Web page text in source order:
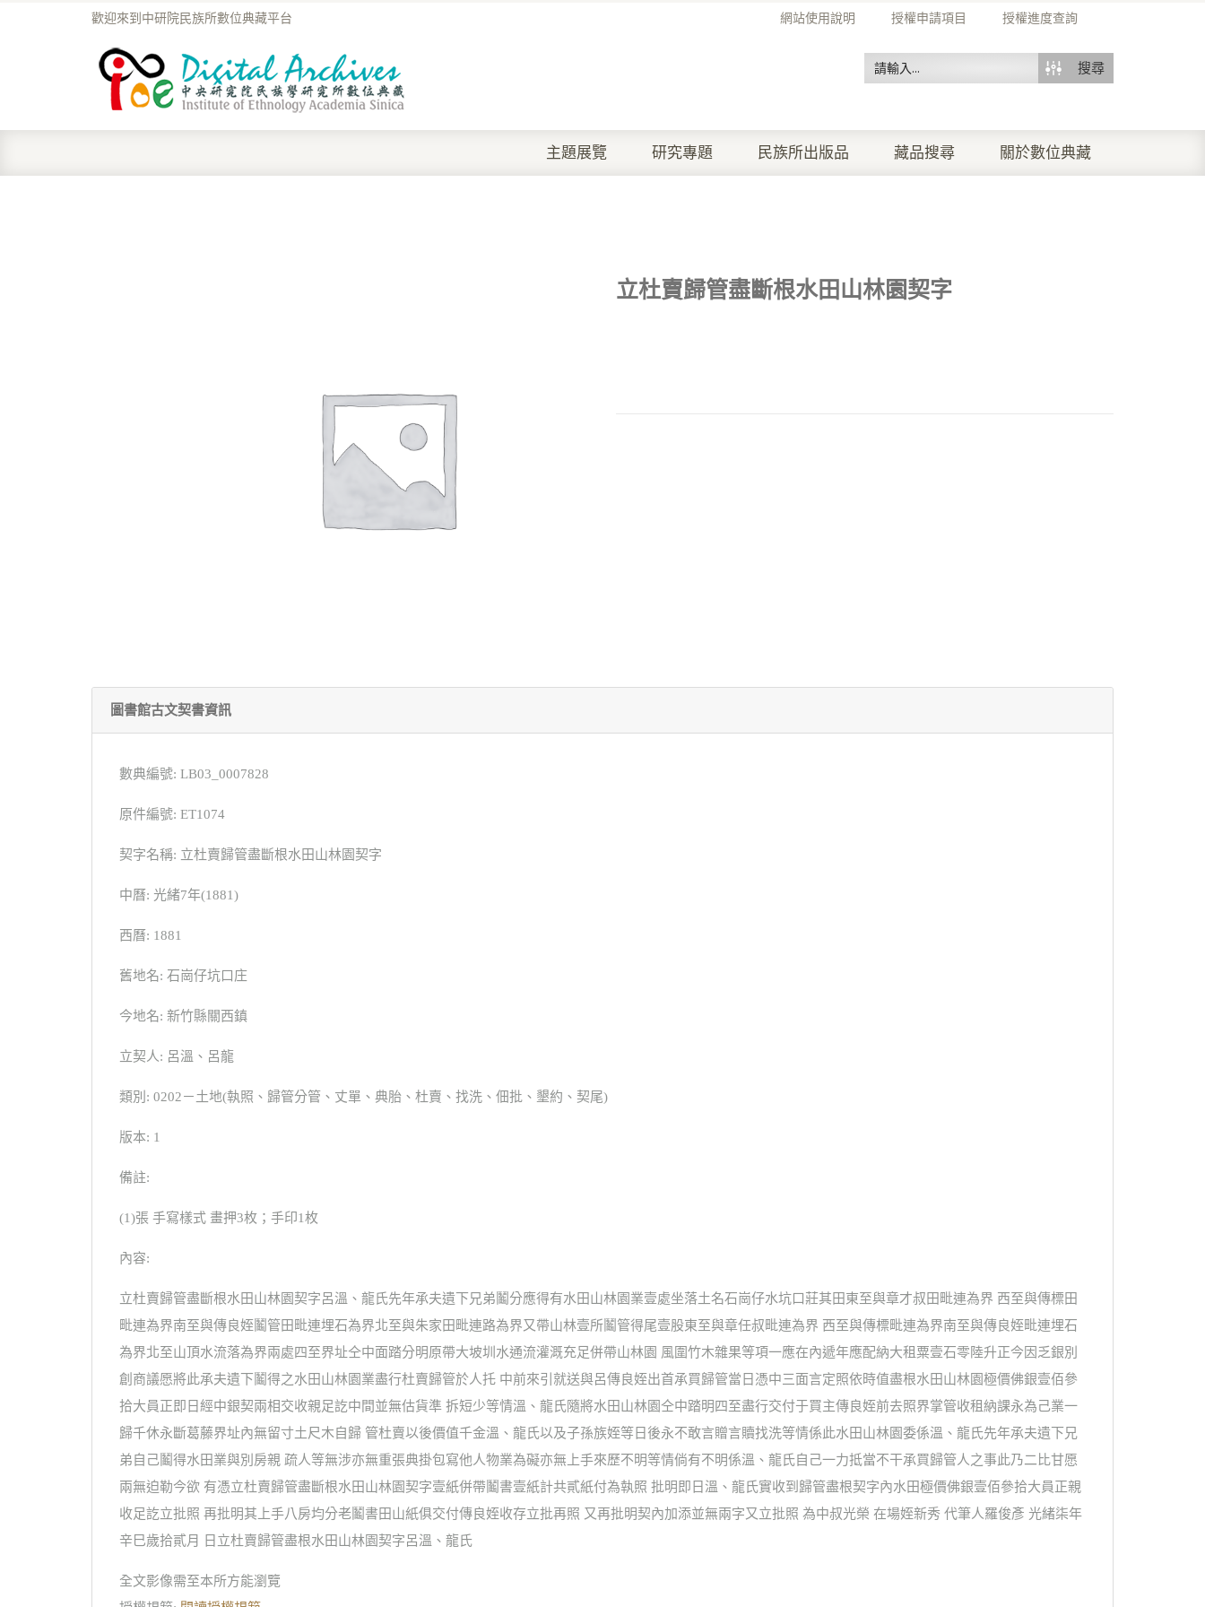
網站使用說明 授權申請項目 授權進度查詢
歡迎來到中研院民族所數位典藏平台
搜尋
主題展覽 研究專題 民族所出版品 藏品搜尋 關於數位典藏
立杜賣歸管盡斷根水田山林園契字
圖書館古文契書資訊
數典編號: LB03_0007828
原件編號: ET1074
契字名稱: 立杜賣歸管盡斷根水田山林園契字
中曆: 光緒7年(1881)
西曆: 1881
舊地名: 石崗仔坑口庄
今地名: 新竹縣關西鎮
立契人: 呂溫、呂龍
類別: 0202－土地(執照、歸管分管、丈單、典胎、杜賣、找洗、佃批、墾約、契尾)
版本: 1
備註:
(1)張 手寫樣式 畫押3枚；手印1枚
內容:
立杜賣歸管盡斷根水田山林園契字呂溫、龍氏先年承夫遺下兄弟鬮分應得有水田山林園業壹處坐落土名石崗仔水坑口莊其田東至與章才叔田毗連為界 西至與傳標田
毗連為界南至與傳良姪鬮管田毗連埋石為界北至與朱家田毗連路為界又帶山林壹所鬮管得尾壹股東至與章任叔毗連為界 西至與傳標毗連為界南至與傳良姪毗連埋石
為界北至山頂水流落為界兩處四至界址仝中面踏分明原帶大坡圳水通流灌溉充足併帶山林園 風圍竹木雜果等項一應在內遞年應配納大租粟壹石零陸升正今因乏銀別
創商議愿將此承夫遺下鬮得之水田山林園業盡行杜賣歸管於人托 中前來引就送與呂傳良姪出首承買歸管當日憑中三面言定照依時值盡根水田山林園極價佛銀壹佰參
拾大員正即日經中銀契兩相交收親足訖中間並無估貨準 拆短少等情溫、龍氏隨將水田山林園仝中踏明四至盡行交付于買主傳良姪前去照界掌管收租納課永為己業一
歸千休永斷葛藤界址內無留寸土尺木自歸 管杜賣以後價值千金溫、龍氏以及子孫族姪等日後永不敢言贈言贖找洗等情係此水田山林園委係溫、龍氏先年承夫遺下兄
弟自己鬮得水田業與別房親 疏人等無涉亦無重張典掛包寫他人物業為礙亦無上手來歷不明等情倘有不明係溫、龍氏自己一力抵當不干承買歸管人之事此乃二比甘愿
兩無迫勒今欲 有憑立杜賣歸管盡斷根水田山林園契字壹紙併帶鬮書壹紙計共貳紙付為執照 批明即日溫、龍氏實收到歸管盡根契字內水田極價佛銀壹佰參拾大員正親
收足訖立批照 再批明其上手八房均分老鬮書田山紙俱交付傳良姪收存立批再照 又再批明契內加添並無兩字又立批照 為中叔光榮 在場姪新秀 代筆人羅俊彥 光緒柒年
辛巳歲拾貳月 日立杜賣歸管盡根水田山林園契字呂溫、龍氏
全文影像需至本所方能瀏覽